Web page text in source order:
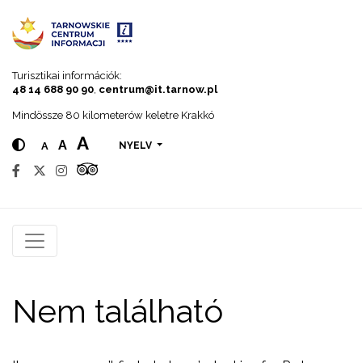
Turisztikai információk:
48 14 688 90 90 centrum@it.tarnow.pl
Mindössze 80 kilometerów keletre Krakkó
A A A NYELV
Nem található